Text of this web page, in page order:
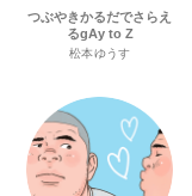
つぶやきかるだでさらえ
るgAy to Z
松本ゆうす